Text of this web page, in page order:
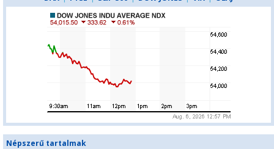
Népszerű tartalmak